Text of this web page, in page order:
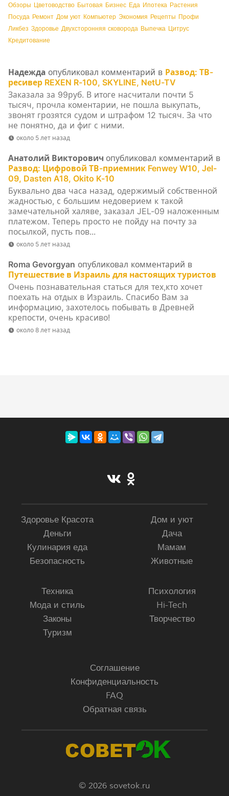
Обзоры Цветоводство Бытовая Бизнес Еда Ипотека Растения
Посуда Ремонт Дом уют Компьютер Экономия Рецепты Профи
Ликбез Здоровье Двухсторонняя сковорода Выпечка Цитрус
Кредитование
Надежда опубликовал комментарий в Развод: ТВ-
ресивер REXEN R-100, SKYLINE, NetU-TV
Заказала за 99руб. В итоге насчитали почти 5
тысяч, прочла коментарии, не пошла выкупать,
звонят грозятся судом и штрафом 12 тысяч. За что
не понятно, да и фиг с ними.
около 5 лет назад
Анатолий Викторович опубликовал комментарий в
Развод: Цифровой ТВ-приемник Fenwey W10, Jel-
09, Dasten A18, Okito K-10
Буквально два часа назад, одержимый собственной
жадностью, с большим недоверием к такой
замечательной халяве, заказал JEL-09 наложенным
платежом. Теперь просто не пойду на почту за
посылкой, пусть пов...
около 5 лет назад
Roma Gevorgyan опубликовал комментарий в
Путешествие в Израиль для настоящих туристов
Очень познавательная статься для тех,кто хочет
поехать на отдых в Израиль. Спасибо Вам за
информацию, захотелось побывать в Древней
крепости, очень красиво!
около 8 лет назад
Здоровье Красота
Деньги
Кулинария еда
Безопасность
Дом и уют
Дача
Мамам
Животные
Техника
Мода и стиль
Законы
Туризм
Психология
Hi-Tech
Творчество
Соглашение
Конфиденциальность
FAQ
Обратная связь
© 2026 sovetok.ru